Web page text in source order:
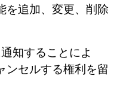
を追加、変更、削除
知することによ
ンセルする権利を留